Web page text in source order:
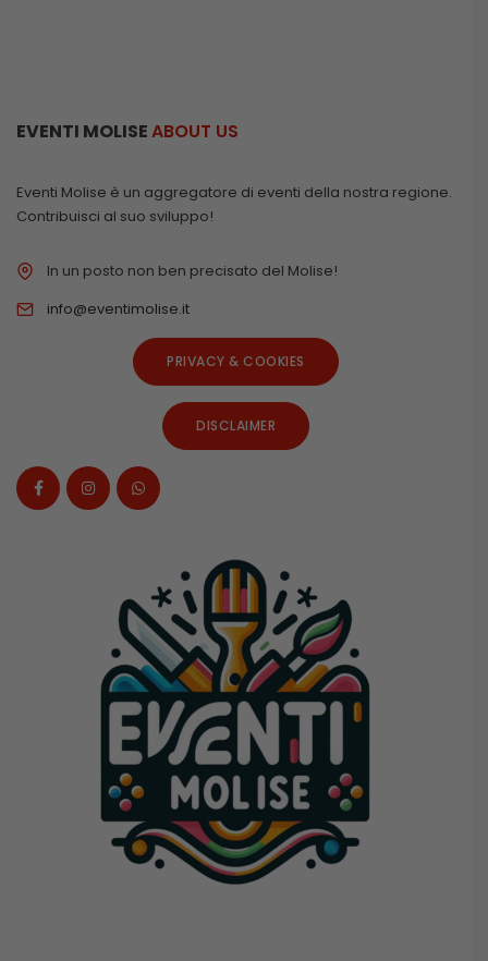
EVENTI MOLISEABOUT US
Eventi Molise è un aggregatore di eventi della nostra regione.
Contribuisci al suo sviluppo!
In un posto non ben precisato del Molise!
info@eventimolise.it
PRIVACY & COOKIES
DISCLAIMER